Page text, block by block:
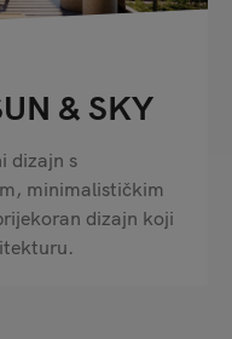
& SKY
dizajn s
minimalističkim
dizajn koji